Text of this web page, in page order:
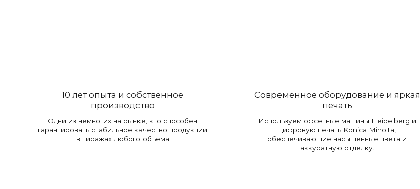
10 лет опыта и собственное
производство
Одни из немногих на рынке, кто способен
гарантировать стабильное качество продукции
в тиражах любого объема
Современное оборудование и яркая
печать
Используем офсетные машины Heidelberg и
цифровую печать Konica Minolta,
обеспечивающие насыщенные цвета и
аккуратную отделку.